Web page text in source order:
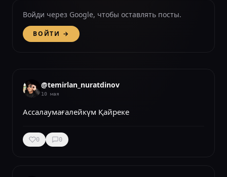
Войди через Google, чтобы оставлять посты.
ВОЙТИ →
@temirlan_nuratdinov
10 мая
Ассалаумағалейкүм Қайреке
0 0